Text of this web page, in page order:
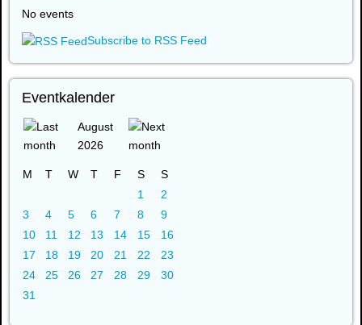
No events
Subscribe to RSS Feed
Eventkalender
August
2026
M T W T F S
S
1
2
3
4 5 6 7 8
9
10
11 12 13 14 15
16
17
18 19 20 21 22
23
24
25 26 27 28 29
30
31